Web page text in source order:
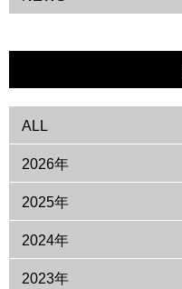
ALL
2026年
2025年
2024年
2023年